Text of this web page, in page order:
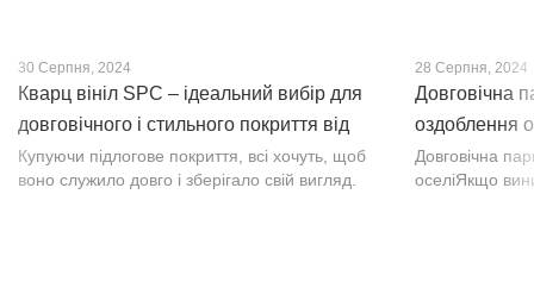
30 Серпня, 2024
Кварц вініл SPC – ідеальний вибір для
довговічного і стильного покриття від
PROFLOOR
Купуючи підлогове покриття, всі хочуть, щоб
воно служило довго і зберігало свій вигляд.
28 Серпня, 2024
Довговічна
оздоблення
Довговічна
оселіЯкщо